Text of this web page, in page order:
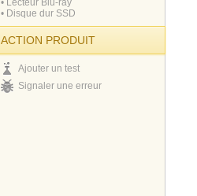
• Lecteur Blu-ray
• Disque dur SSD
ACTION PRODUIT
Ajouter un test
Signaler une erreur